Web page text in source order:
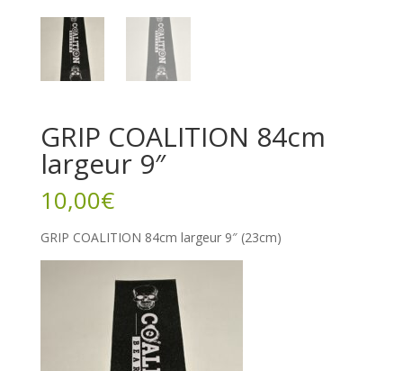
GRIP COALITION 84cm
largeur 9″
10,00€
GRIP COALITION 84cm largeur 9″ (23cm)